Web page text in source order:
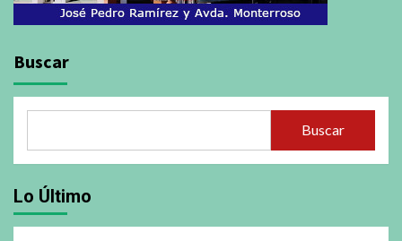
Buscar
Buscar
Lo Último